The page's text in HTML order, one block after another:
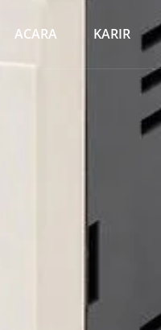
ACARA KARIR